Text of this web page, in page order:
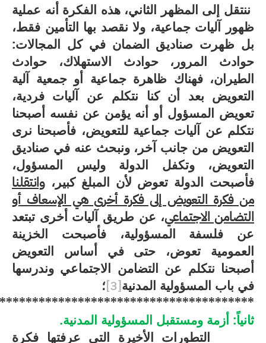
ننتقل إلى المظهر الثاني، هذه الفكرة أنه عملية
ظهور آليات جماعية، ولا نقصد بها التأمين فقط،
بل ظهرت صناديق الضمان في كل المجالات:
حوادث المرور، حوادث الاستهلاك، حوادث
الطيران، فهناك ظاهرة جماعية أو جمعية آلية
التعويض بعد أن كنا نتكلم عن آليات فردية،
تعويض المسؤول أو أنه يؤمن عن نفسه أصبحنا
نتكلم عن آليات جماعية للتعويض، فأصبحنا نرى
التعويض من جانب آخر، ونبحث عنه في صناديق
التعويض، وتكفل الدولة وليس المسؤول،
فأصبحت الدولة تعوض لأن المبلغ كبير، وانتقلنا
من فكرة التعويض إلى فكرة أخرى هي الإسعاف أو
التضامن الاجتماعي، عن طريق آليات أخرى تبتعد
عن فلسفة المسؤولية، فأصبحت الخزينة
العمومية تعوض، حتى في أساس التعويض
أصبحنا نتكلم عن التضامن الاجتماعي وندرسها
في باب المسؤولية المدنية[3]؛
****************************************
ثانياً: أزمة ومستقبل المسؤولية المدنية.
التطورات الأخيرة التي عرفتها فكرة